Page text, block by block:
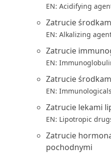
EN: Acidifying
Zatrucie
EN: Alkalizing
Zatrucie
EN:
Zatrucie
EN: Immunologicals
Zatrucie lekami
EN: Lipotropic
Zatrucie
pochodnymi